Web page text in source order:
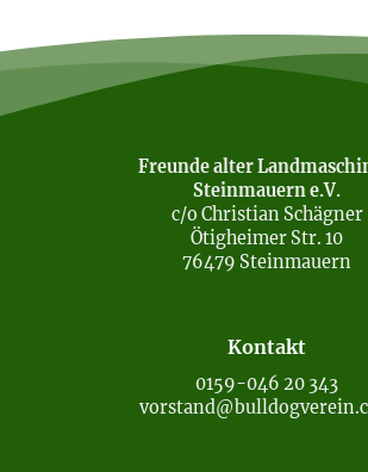
Freunde alter
Steinmauern e.V.
c/o Christian Schägner
Ötigheimer Str. 10
76479 Steinmauern
Kontakt
0159-046 20 343